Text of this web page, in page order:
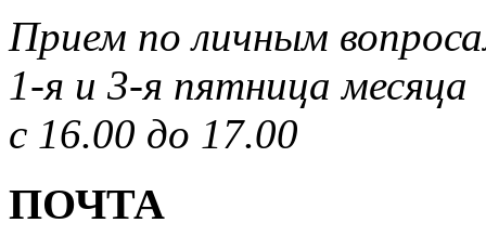
Прием по личным
1-я и 3-я пятница месяца
с 16.00 до 17.00
ПОЧТА